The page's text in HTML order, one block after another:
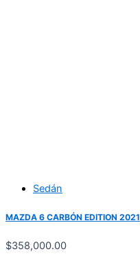
Sedán
MAZDA 6 CARBÓN EDITION 2021
$358,000.00